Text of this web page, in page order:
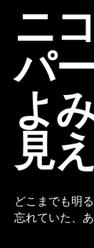
ニ
パ
よ
見
どこまでも明る
忘れていた、